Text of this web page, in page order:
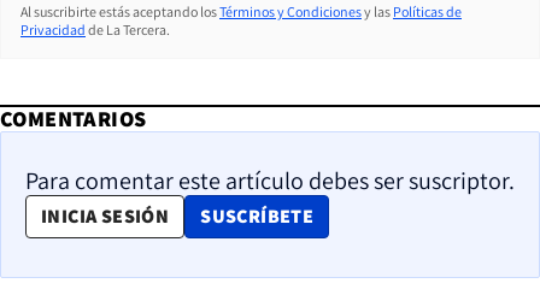
Al suscribirte estás aceptando losTérminos y Condicionesy las Políticas de
Privacidad de La Tercera.
COMENTARIOS
Para comentar este artículo debes ser suscriptor.
INICIA SESIÓN SUSCRÍBETE
OPENS IN NEW WINDOW